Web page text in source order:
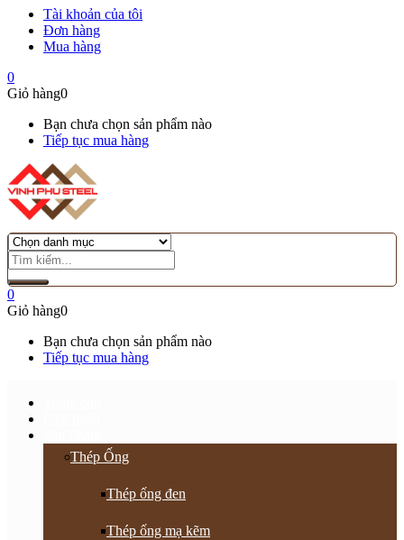
Tài khoản của tôi
Đơn hàng
Mua hàng
0
Giỏ hàng0
Bạn chưa chọn sản phẩm nào
Tiếp tục mua hàng
0
Giỏ hàng0
Bạn chưa chọn sản phẩm nào
Tiếp tục mua hàng
Thép Ống
Thép ống đen
Thép ống mạ kẽm